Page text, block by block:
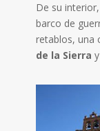
De su
barco de
retablos, una
de la Sierra